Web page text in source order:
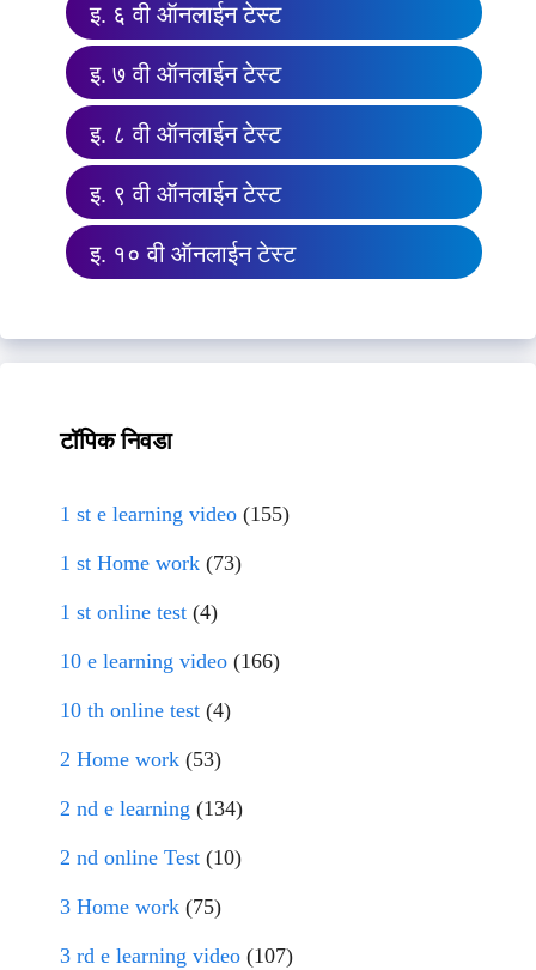
इ. ६ वी ऑनलाईन टेस्ट
इ. ७ वी ऑनलाईन टेस्ट
इ. ८ वी ऑनलाईन टेस्ट
इ. ९ वी ऑनलाईन टेस्ट
इ. १० वी ऑनलाईन टेस्ट
टॉपिक निवडा
1 st e learning video (155)
1 st Home work (73)
1 st online test (4)
10 e learning video (166)
10 th online test (4)
2 Home work (53)
2 nd e learning (134)
2 nd online Test (10)
3 Home work (75)
3 rd e learning video (107)